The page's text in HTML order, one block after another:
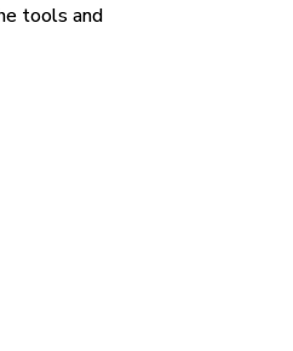
tools and